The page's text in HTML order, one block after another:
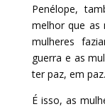
Penélope,
melhor que as
mulheres
guerra e as
ter paz, em paz.
É isso, as